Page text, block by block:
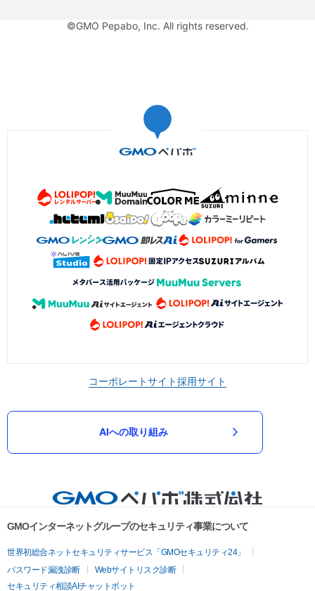
©GMO Pepabo, Inc. All rights reserved.
コーポレートサイト採用サイト
AIへの取り組み
GMOインターネットグループのセキュリティ事業について
世界初総合ネットセキュリティサービス「GMOセキュリティ24」
パスワード漏洩診断
Webサイトリスク診断
セキュリティ相談AIチャットボット